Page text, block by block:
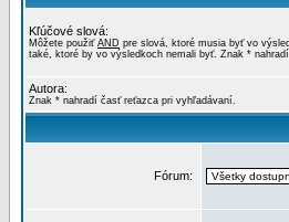
Kľúčové slová:
Môžete použiť AND pre slová, ktoré musia byť vo
také, ktoré by vo výsledkoch nemali byť. Znak *
Autora:
Znak * nahradí časť reťazca pri vyhľadávaní.
Fórum: